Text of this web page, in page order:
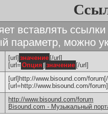
вставлять
параметр, можно
[url] значение [/url]
[url= Опция ] значение [/url]
[url]http://www.bisound.com/
[url=http://www.bisound.com/
http://www.bisound.com/forum
Bisound.com - Музыкальный